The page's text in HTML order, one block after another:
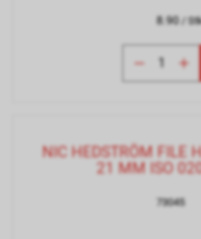
8.90/
NIC HEDSTRÖM FILE
21 MM ISO
73045